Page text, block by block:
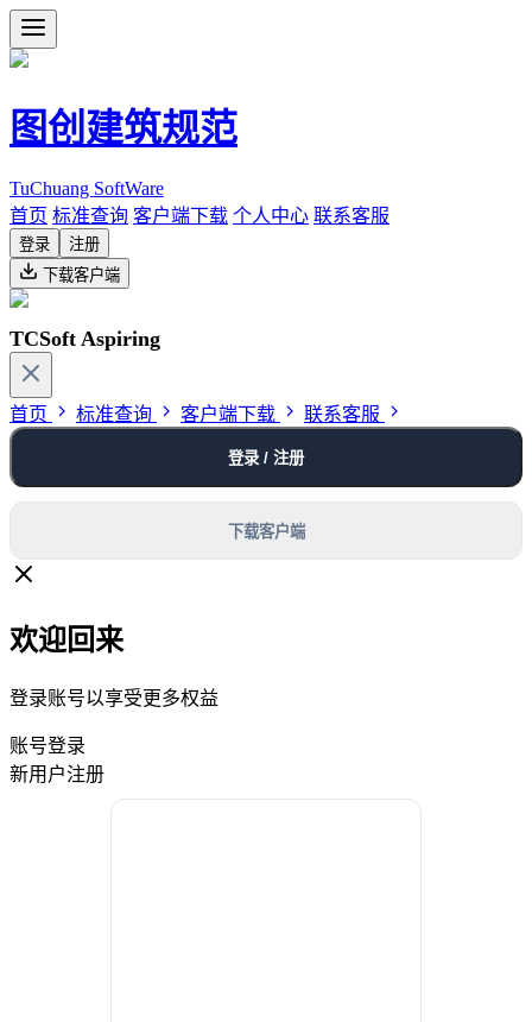
图创建筑规范
TuChuang SoftWare
首页 标准查询 客户端下载 个人中心 联系客服
登录
注册
下载客户端
TCSoft Aspiring
首页 标准查询 客户端下载 联系客服
登录 / 注册
下载客户端
欢迎回来
登录账号以享受更多权益
账号登录
新用户注册